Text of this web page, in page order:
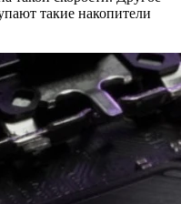
такие накопители